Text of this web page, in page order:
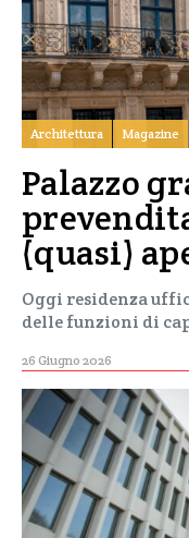
Architettura Magazine
Palazzo
(quasi)
Oggi residenza
delle funzioni di
26 Giugno 2026